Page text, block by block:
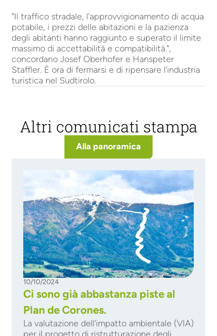
"Il traffico stradale, l'approvvigionamento di acqua
potabile, i prezzi delle abitazioni e la pazienza
degli abitanti hanno raggiunto e superato il limite
massimo di accettabilità e compatibilità.",
concordano Josef Oberhofer e Hanspeter
Staffler. È ora di fermarsi e di ripensare l’industria
turistica nel Sudtirolo.
Altri comunicati stampa
Alla panoramica
10/10/2024
Ci sono già abbastanza piste al
Plan de Corones.
La valutazione dell'impatto ambientale (VIA)